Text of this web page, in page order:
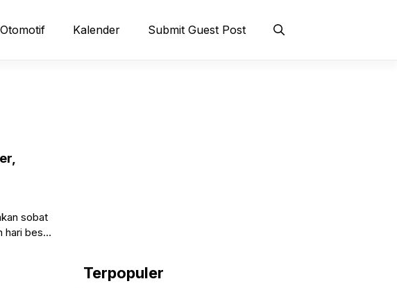
Otomotif Kalender Submit Guest Post
sobat
hari besar
Terpopuler